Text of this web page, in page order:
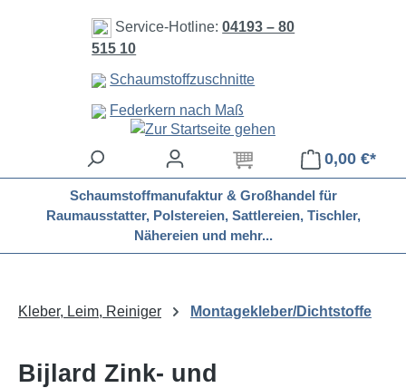
Zum Hauptinhalt springen
Service-Hotline:04193 – 80
515 10
Schaumstoffzuschnitte
Federkern nach Maß
0,00 €*
Schaumstoffmanufaktur & Großhandel für
Raumausstatter, Polstereien, Sattlereien, Tischler,
Nähereien und mehr...
Kleber, Leim, Reiniger Montagekleber/Dichtstoffe
Bijlard Zink- und